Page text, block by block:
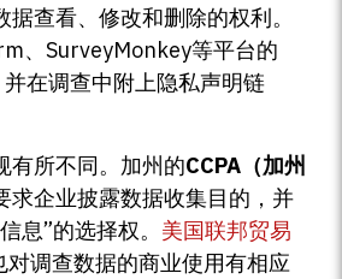
查看、修改和删除的权利。
、SurveyMonkey等平台的
在调查中附上隐私声明链
有所不同。加州的CCPA（加州
求企业披露数据收集目的，并
息”的选择权。 美国联邦贸易
对调查数据的商业使用有相应